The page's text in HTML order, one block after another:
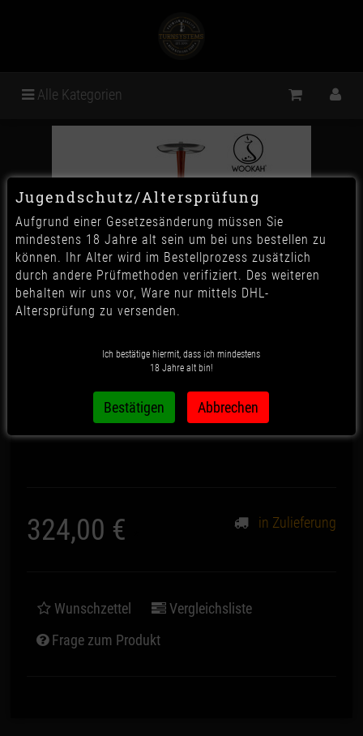
Alle Kategorien
Wookah - Padouk & Olives
324,00 € in Zulieferung
Wunschzettel
Vergleichsliste
Frage zum Produkt
Jugendschutz/Altersprüfung
Aufgrund einer Gesetzesänderung müssen Sie
mindestens 18 Jahre alt sein um bei uns bestellen zu
können. Ihr Alter wird im Bestellprozess zusätzlich
durch andere Prüfmethoden verifiziert. Des weiteren
behalten wir uns vor, Ware nur mittels DHL-
Altersprüfung zu versenden.
Ich bestätige hiermit, dass ich mindestens
18 Jahre alt bin!